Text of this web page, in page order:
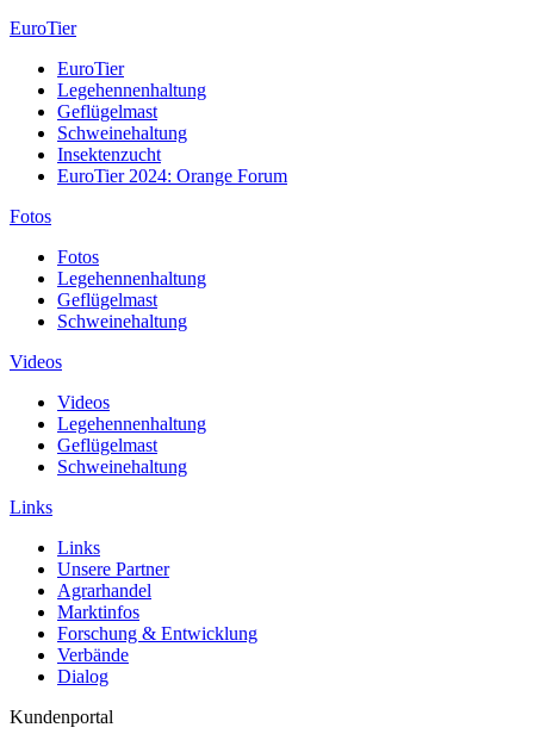
EuroTier
EuroTier
Legehennenhaltung
Geflügelmast
Schweinehaltung
Insektenzucht
EuroTier 2024: Orange Forum
Fotos
Fotos
Legehennenhaltung
Geflügelmast
Schweinehaltung
Videos
Videos
Legehennenhaltung
Geflügelmast
Schweinehaltung
Links
Links
Unsere Partner
Agrarhandel
Marktinfos
Forschung & Entwicklung
Verbände
Dialog
Kundenportal